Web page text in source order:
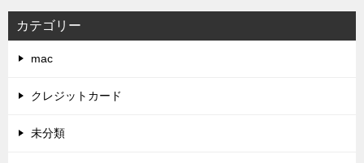
カテゴリー
mac
クレジットカード
未分類